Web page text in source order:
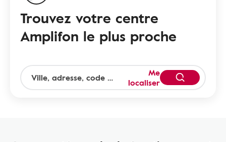
Trouvez votre centre
Amplifon le plus proche
Me
localiser